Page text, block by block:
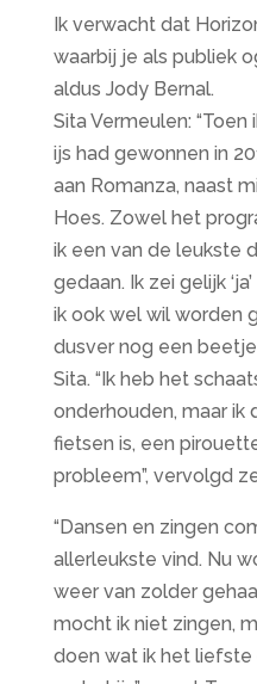
Ik verwacht dat
waarbij je als publiek
aldus Jody Bernal.
Sita Vermeulen:
ijs had gewonnen in
aan Romanza, naast
Hoes. Zowel het
ik een van de leukste
gedaan. Ik zei gelijk
ik ook wel wil worden
dusver nog een
Sita. “Ik heb het
onderhouden, maar ik
fietsen is, een
probleem”, vervolgd
“Dansen en zingen
allerleukste vind. Nu
weer van zolder
mocht ik niet zingen,
doen wat ik het liefste